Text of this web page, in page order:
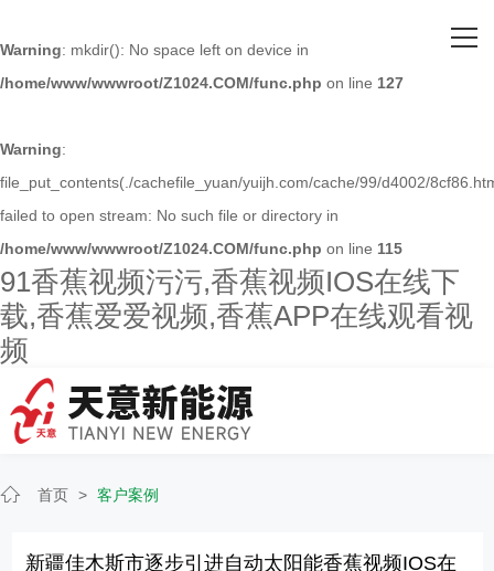
Warning: mkdir(): No space left on device in
/home/www/wwwroot/Z1024.COM/func.php on line 127
Warning:
file_put_contents(./cachefile_yuan/yuijh.com/cache/99/d4002/
failed to open stream: No such file or directory in
/home/www/wwwroot/Z1024.COM/func.php on line 115
91香蕉视频污污,香蕉视频IOS在线下
载,香蕉爱爱视频,香蕉APP在线观看视
频
关于91香蕉视频污污
主营产品
人才招聘
新闻资讯
联系91香蕉视频污污
首页 > 客户案例
新疆佳木斯市逐步引进自动太阳能香蕉视频IOS在